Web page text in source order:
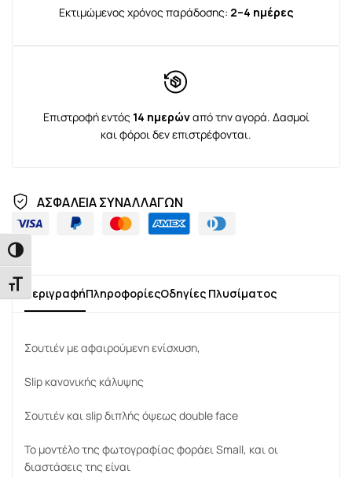
Εναλλαγή Υψηλής Αντίθεσης
Εναλλαγή Μεγέθους Γραμμάτων
Εκτιμώμενος χρόνος παράδοσης: 2–4 ημέρες
Επιστροφή εντός 14 ημερώναπό την αγορά. Δασμοί
και φόροι δεν επιστρέφονται.
ΑΣΦΑΛΕΙΑ ΣΥΝΑΛΛΑΓΩΝ
ΠεριγραφήΠληροφορίεςΟδηγίες Πλυσίματος
Σουτιέν με αφαιρούμενη ενίσχυση,
Slip κανονικής κάλυψης
Σουτιέν και slip διπλής όψεως double face
Το μοντέλο της φωτογραφίας φοράει Small, και οι
διαστάσεις της είναι